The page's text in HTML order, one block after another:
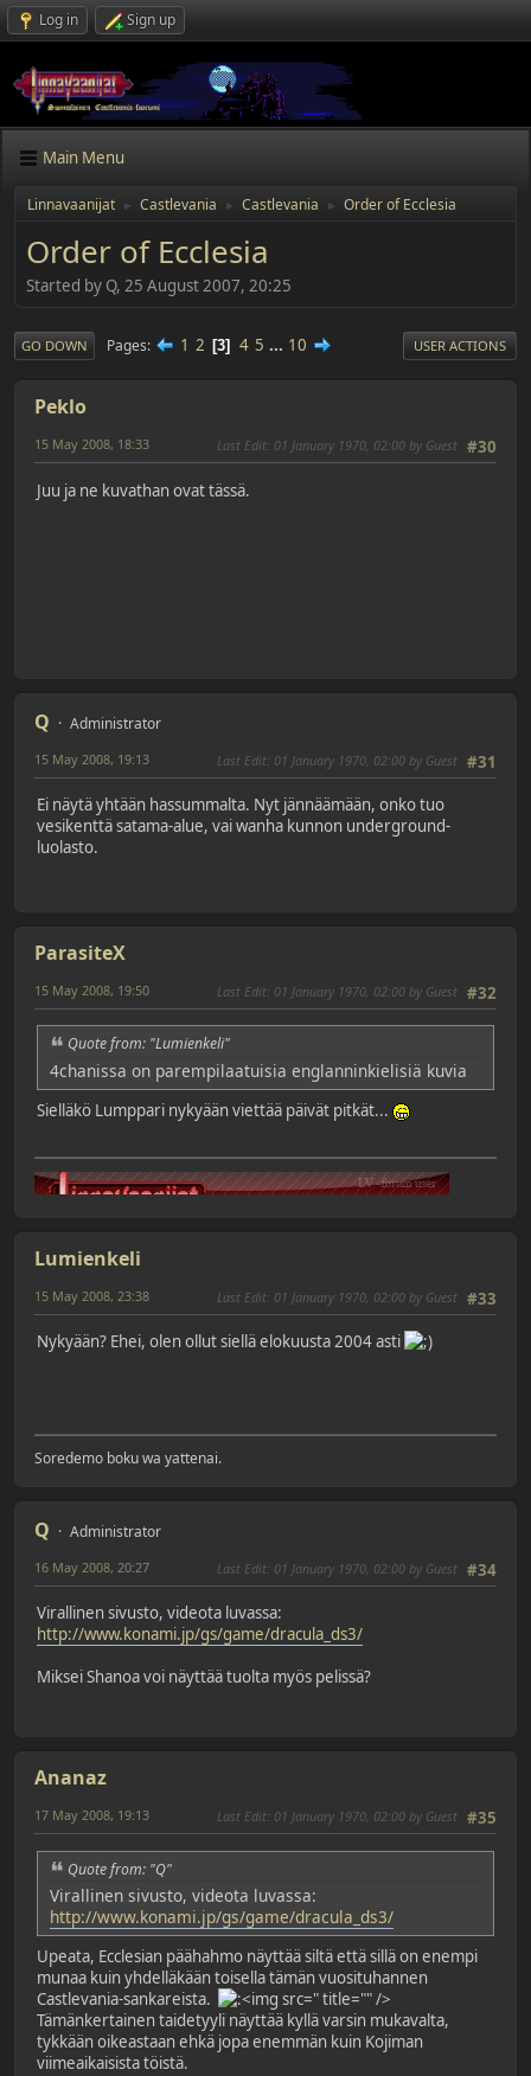
Log in Sign up
Main Menu
Linnavaanijat ► Castlevania ► Castlevania ► Order of Ecclesia
Order of Ecclesia
Started by Q, 25 August 2007, 20:25
GO DOWN Pages 1 2 3 4 5 ... 10 USER ACTIONS
Peklo
#30
15 May 2008, 18:33 Last Edit: 01 January 1970, 02:00 by Guest
Juu ja ne kuvathan ovat tässä.
Q Administrator
#31
15 May 2008, 19:13 Last Edit: 01 January 1970, 02:00 by Guest
Ei näytä yhtään hassummalta. Nyt jännäämään, onko tuo
vesikenttä satama-alue, vai wanha kunnon underground-
luolasto.
ParasiteX
#32
15 May 2008, 19:50 Last Edit: 01 January 1970, 02:00 by Guest
Quote from: "Lumienkeli"
4chanissa on parempilaatuisia englanninkielisiä kuvia
Sielläkö Lumppari nykyään viettää päivät pitkät...
Lumienkeli
#33
15 May 2008, 23:38 Last Edit: 01 January 1970, 02:00 by Guest
Nykyään? Ehei, olen ollut siellä elokuusta 2004 asti
Soredemo boku wa yattenai.
Q Administrator
#34
16 May 2008, 20:27 Last Edit: 01 January 1970, 02:00 by Guest
Virallinen sivusto, videota luvassa:
http://www.konami.jp/gs/game/dracula_ds3/
Miksei Shanoa voi näyttää tuolta myös pelissä?
Ananaz
#35
17 May 2008, 19:13 Last Edit: 01 January 1970, 02:00 by Guest
Quote from: "Q"
Virallinen sivusto, videota luvassa:
http://www.konami.jp/gs/game/dracula_ds3/
Upeata, Ecclesian päähahmo näyttää siltä että sillä on enempi
munaa kuin yhdelläkään toisella tämän vuosituhannen
Castlevania-sankareista.
" title="" />
Tämänkertainen taidetyyli näyttää kyllä varsin mukavalta,
tykkään oikeastaan ehkä jopa enemmän kuin Kojiman
viimeaikaisista töistä.